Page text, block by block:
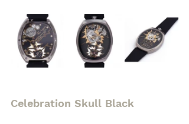
Celebration Skull Black